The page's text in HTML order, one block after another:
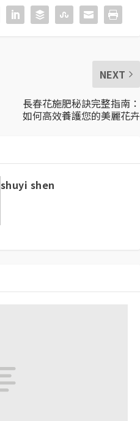
NEXT
長春花施肥秘訣完整指南：
如何高效養護您的美麗花卉
shuyi shen